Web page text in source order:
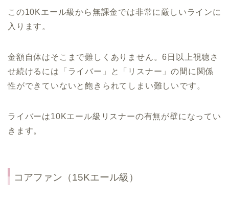
この10Kエール級から無課金では非常に厳しいラインに
入ります。
金額自体はそこまで難しくありません。6日以上視聴さ
せ続けるには「ライバー」と「リスナー」の間に関係
性ができていないと飽きられてしまい難しいです。
ライバーは10Kエール級リスナーの有無が壁になってい
きます。
コアファン（15Kエール級）